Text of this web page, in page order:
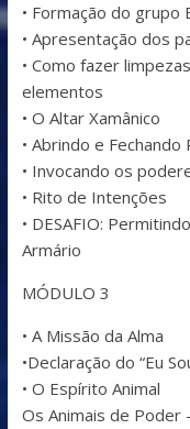
• Formação do grupo
• Apresentação dos
• Como fazer
elementos
• O Altar Xamânico
• Abrindo e Fechando
• Invocando os
• Rito de Intenções
• DESAFIO:
Armário
MÓDULO 3
• A Missão da Alma
•Declaração do “Eu
• O Espírito Animal
Os Animais de Poder